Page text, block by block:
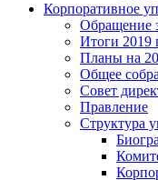
Корпоративное
Обращение
Итоги 2019
Планы на
Общее
Совет
Правление
Структура